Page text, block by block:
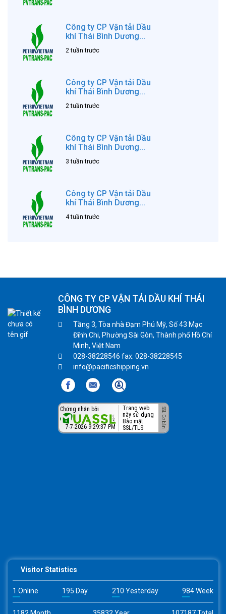
Công ty CP Vận tải Dầu
khí Thái Bình Dương...
2 tuần trước
Công ty CP Vận tải Dầu
khí Thái Bình Dương...
2 tuần trước
Công ty CP Vận tải Dầu
khí Thái Bình Dương...
3 tuần trước
Công ty CP Vận tải Dầu
khí Thái Bình Dương...
4 tuần trước
CÔNG TY CP VẬN TẢI DẦU KHÍ THÁI
BÌNH DƯƠNG
Tầng 3, Tòa nhà Đạm Phú Mỹ, Số 43 Mạc
Đĩnh Chi, Phường Sài Gòn, Thành phố Hồ Chí
Minh, Việt Nam
028-38228546 fax: 028-38228545
info@pacificshipping.vn
Chứng nhận bởi
7-7-2026 9:29:37 PM
Trang web
này sử dụng
Bảo mật
SSL/TLS
Visitor Statistics
1 Online 195 Day 210 Yesterday 984 Week